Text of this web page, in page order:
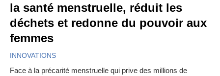
la santé menstruelle, réduit les
déchets et redonne du pouvoir aux
femmes
INNOVATIONS
Face à la précarité menstruelle qui prive des millions de